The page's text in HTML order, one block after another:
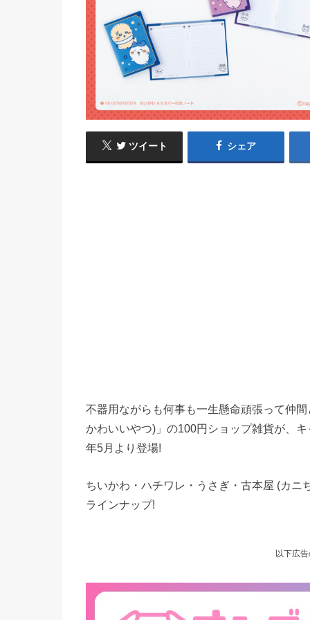
ツイート シェア
不器用ながらも何事も一生懸命頑張って仲
かわいいやつ)」の100円ショップ雑貨が、
年5月より登場!
ちいかわ・ハチワレ・うさぎ・古本屋 (カ
ラインナップ!
以下広